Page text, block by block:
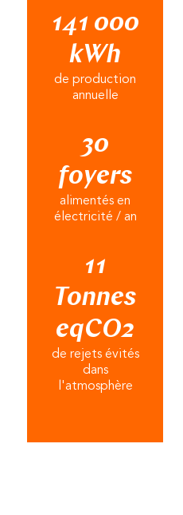
141 000
kWh
de production
annuelle
30
foyers
alimentés en
électricité / an
11
Tonnes
eqCO2
de rejets évités
dans
l'atmosphère